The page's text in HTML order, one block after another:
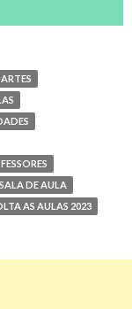
ARTES
SALA DE AULA
AS AULAS 2023